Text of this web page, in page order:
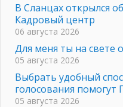
В Сланцах открылся
Кадровый центр
06 августа 2026
Для меня ты на свете
05 августа 2026
Выбрать удобный
голосования помогут
05 августа 2026